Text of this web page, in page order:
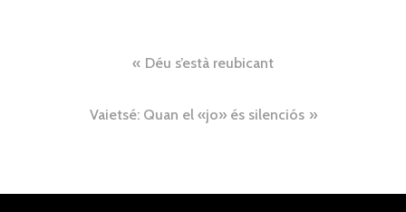
Navegació
d'entrades
Déu s’està reubicant
Vaietsé: Quan el «jo» és silenciós